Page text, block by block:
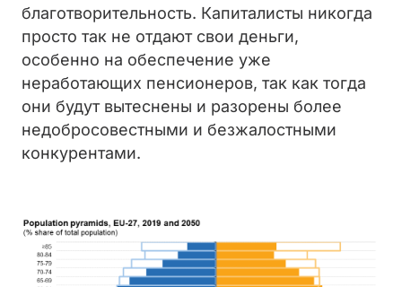
благотворительность. Капиталисты никогда
просто так не отдают свои деньги,
особенно на обеспечение уже
неработающих пенсионеров, так как тогда
они будут вытеснены и разорены более
недобросовестными и безжалостными
конкурентами.